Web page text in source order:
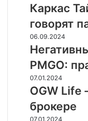
о
Каркас
Тайги
и
что
об
этом
говорят
партнёры
Каркас
говорят
Негативные
отзывы
PMGO:
правда
или
миф?
06.09.2024
PMGO:
OGW
Life
отзывы
о
07.01.2024
OGW Life
брокере
Франшиза
07.01.2024